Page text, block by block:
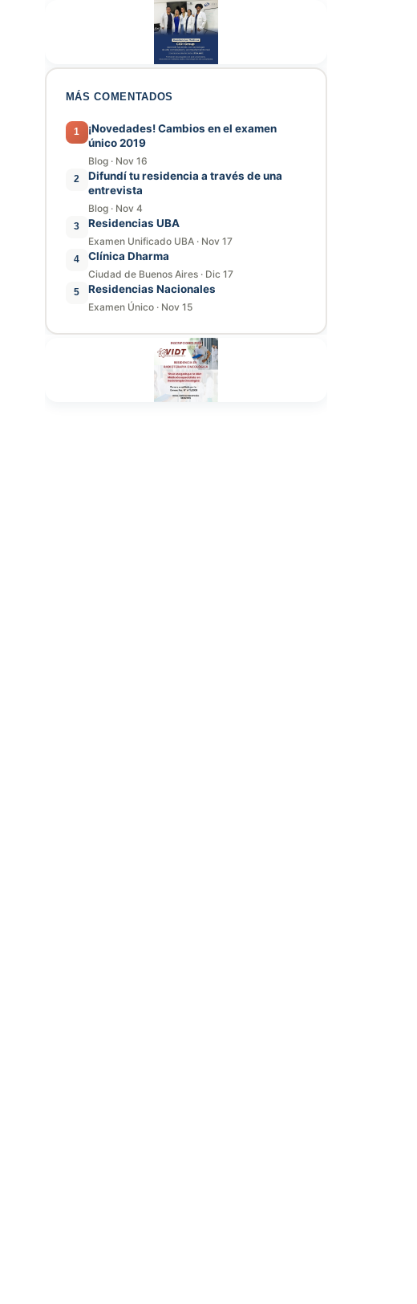
MÁS COMENTADOS
1
¡Novedades! Cambios en el examen
único 2019
Blog · Nov 16
2
Difundí tu residencia a través de una
entrevista
Blog · Nov 4
3 Residencias UBA
Examen Unificado UBA · Nov 17
4 Clínica Dharma
Ciudad de Buenos Aires · Dic 17
5 Residencias Nacionales
Examen Único · Nov 15